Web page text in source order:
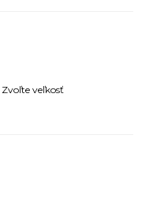
Zvoľte veľkosť